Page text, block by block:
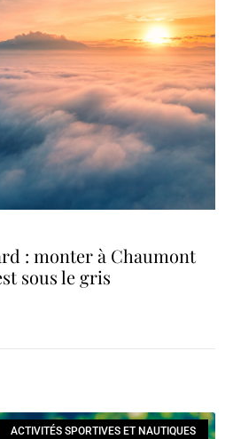
: monter à Chaumont
sous le gris
ACTIVITÉS SPORTIVES ET NAUTIQUES